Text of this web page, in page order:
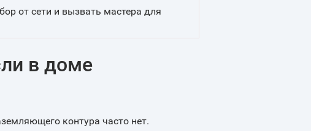
от сети и вызвать мастера для
в доме
контура часто нет.